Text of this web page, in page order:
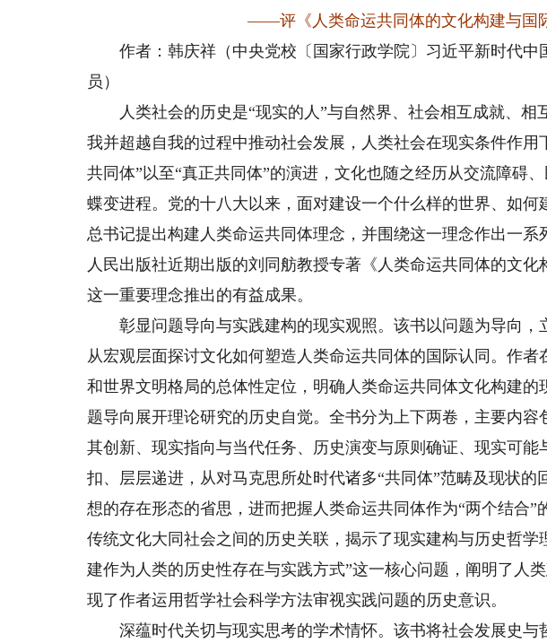
——评《人类命运共同体的文化构建与国
作者：韩庆祥（中央党校〔国家行政学院〕习近平新时代中
员）
人类社会的历史是“现实的人”与自然界、社会相互成就、相
我并超越自我的过程中推动社会发展，人类社会在现实条件作用
共同体”以至“真正共同体”的演进，文化也随之经历从交流障碍
蝶变进程。党的十八大以来，面对建设一个什么样的世界、如
总书记提出构建人类命运共同体理念，并围绕这一理念作出一系
人民出版社近期出版的刘同舫教授专著《人类命运共同体的文
这一重要理念推出的有益成果。
彰显问题导向与实践建构的现实观照。该书以问题为导向，
从宏观层面探讨文化如何塑造人类命运共同体的国际认同。作
和世界文明格局的总体性定位，明确人类命运共同体文化构建的
题导向展开理论研究的历史自觉。全书分为上下两卷，主要内容
其创新、现实指向与当代任务、历史演变与原则确证、现实可能
扣、层层递进，从对马克思所处时代诸多“共同体”范畴及现状的
想的存在形态的省思，进而把握人类命运共同体作为“两个结合”
传统文化大同社会之间的历史关联，揭示了现实建构与历史哲学
建作为人类的历史性存在与实践方式”这一核心问题，阐明了人
现了作者运用哲学社会科学方法审视实践问题的历史意识。
深蕴时代关切与现实思考的学术情怀。该书将社会发展史与